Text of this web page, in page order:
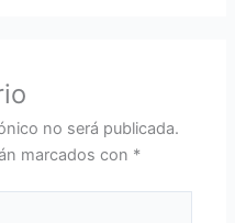
no será publicada.
marcados con *